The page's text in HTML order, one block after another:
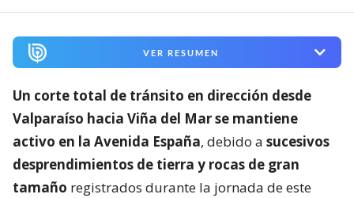
VER RESUMEN
Un corte total de tránsito en dirección desde
Valparaíso hacia Viña del Mar se mantiene
activo en la Avenida España, debido a sucesivos
desprendimientos de tierra y rocas de gran
tamaño registrados durante la jornada de este